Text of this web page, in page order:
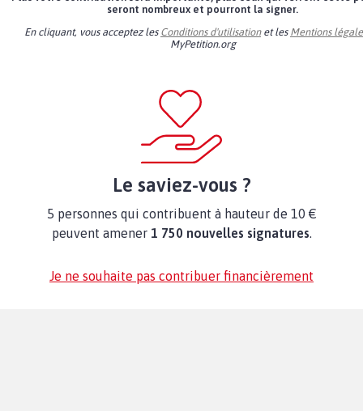
seront nombreux et pourront la signer.
En cliquant, vous acceptez les Conditions d'utilisationet les Mentions
MyPetition.org
Le saviez-vous ?
5 personnes qui contribuent à hauteur de 10 €
peuvent amener 1 750 nouvelles signatures.
Je ne souhaite pas contribuer financièrement